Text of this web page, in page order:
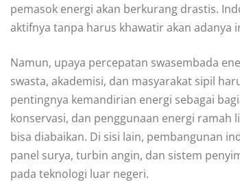
pemasok energi akan berkurang drastis.
aktifnya tanpa harus khawatir akan adanya
Namun, upaya percepatan swasembada
swasta, akademisi, dan masyarakat sipil
pentingnya kemandirian energi sebagai
konservasi, dan penggunaan energi ramah
bisa diabaikan. Di sisi lain, pembangunan
panel surya, turbin angin, dan sistem
pada teknologi luar negeri.